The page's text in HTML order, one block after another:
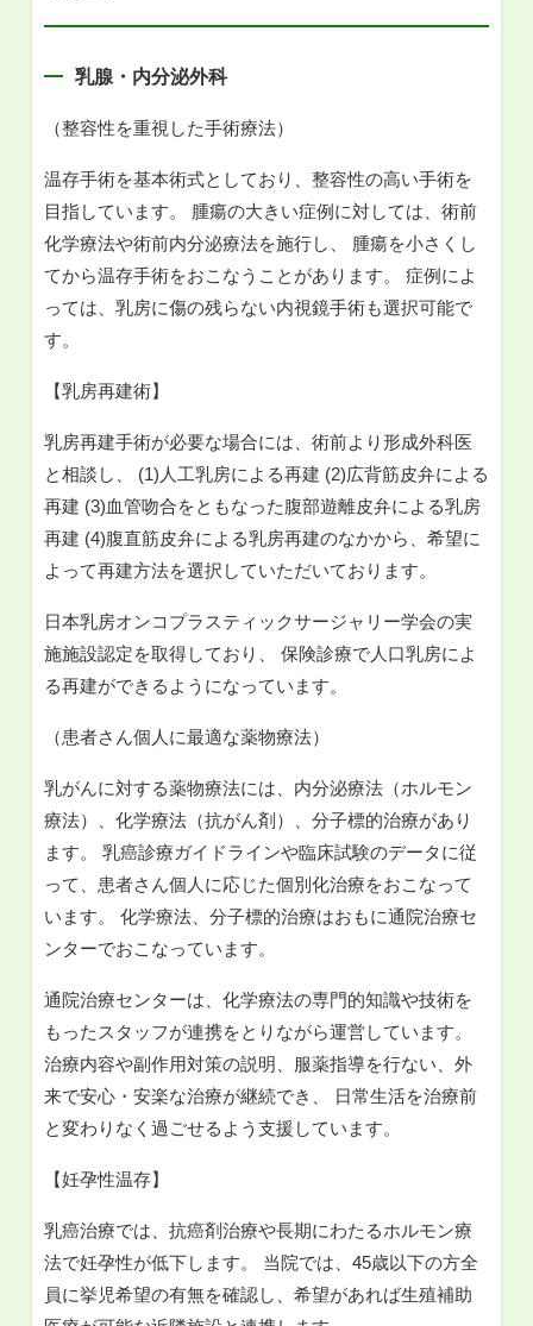
乳腺・内分泌外科
（整容性を重視した手術療法）
温存手術を基本術式としており、整容性の高い手術を
目指しています。 腫瘍の大きい症例に対しては、術前
化学療法や術前内分泌療法を施行し、 腫瘍を小さくし
てから温存手術をおこなうことがあります。 症例によ
っては、乳房に傷の残らない内視鏡手術も選択可能で
す。
【乳房再建術】
乳房再建手術が必要な場合には、術前より形成外科医
と相談し、 (1)人工乳房による再建 (2)広背筋皮弁による
再建 (3)血管吻合をともなった腹部遊離皮弁による乳房
再建 (4)腹直筋皮弁による乳房再建のなかから、希望に
よって再建方法を選択していただいております。
日本乳房オンコプラスティックサージャリー学会の実
施施設認定を取得しており、 保険診療で人口乳房によ
る再建ができるようになっています。
（患者さん個人に最適な薬物療法）
乳がんに対する薬物療法には、内分泌療法（ホルモン
療法）、化学療法（抗がん剤）、分子標的治療があり
ます。 乳癌診療ガイドラインや臨床試験のデータに従
って、患者さん個人に応じた個別化治療をおこなって
います。 化学療法、分子標的治療はおもに通院治療セ
ンターでおこなっています。
通院治療センターは、化学療法の専門的知識や技術を
もったスタッフが連携をとりながら運営しています。
治療内容や副作用対策の説明、服薬指導を行ない、外
来で安心・安楽な治療が継続でき、 日常生活を治療前
と変わりなく過ごせるよう支援しています。
【妊孕性温存】
乳癌治療では、抗癌剤治療や長期にわたるホルモン療
法で妊孕性が低下します。 当院では、45歳以下の方全
員に挙児希望の有無を確認し、希望があれば生殖補助